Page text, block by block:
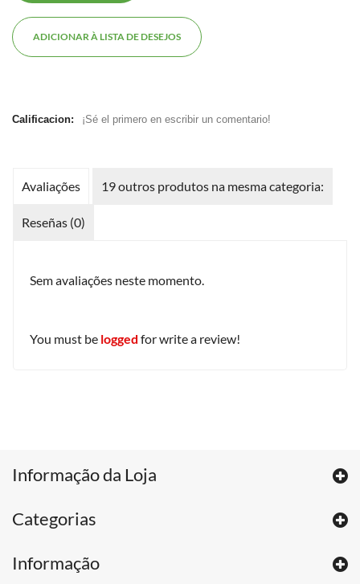
ADICIONAR À LISTA DE DESEJOS
Calificacion: ¡Sé el primero en escribir un comentario!
Avaliações 19 outros produtos na mesma categoria:
Reseñas (0)
Sem avaliações neste momento.
You must be logged for write a review!
Informação da Loja
Categorias
Informação